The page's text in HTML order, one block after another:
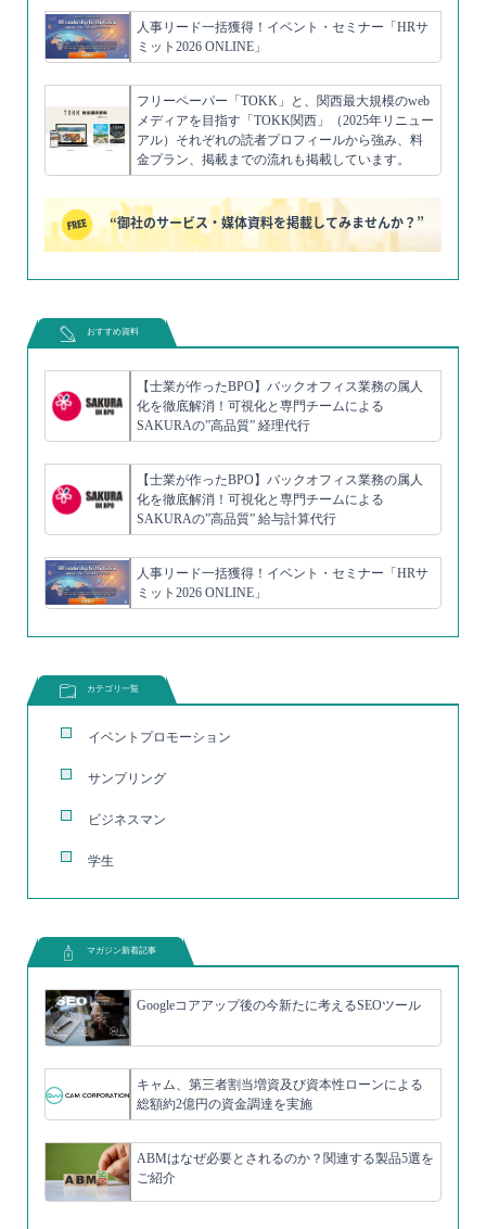
人事リード一括獲得！イベント・セミナー「HRサ
ミット2026 ONLINE」
フリーペーパー「TOKK」と、関西最大規模のweb
メディアを目指す「TOKK関西」（2025年リニュー
アル）それぞれの読者プロフィールから強み、料
金プラン、掲載までの流れも掲載しています。
“御社のサービス・媒体資料を掲載してみませんか？”
おすすめ資料
【士業が作ったBPO】バックオフィス業務の属人
化を徹底解消！可視化と専門チームによる
SAKURAの”高品質” 経理代行
【士業が作ったBPO】バックオフィス業務の属人
化を徹底解消！可視化と専門チームによる
SAKURAの”高品質” 給与計算代行
人事リード一括獲得！イベント・セミナー「HRサ
ミット2026 ONLINE」
カテゴリ一覧
イベントプロモーション
サンプリング
ビジネスマン
学生
マガジン新着記事
Googleコアアップ後の今新たに考えるSEOツール
キャム、第三者割当増資及び資本性ローンによる
総額約2億円の資金調達を実施
ABMはなぜ必要とされるのか？関連する製品5選を
ご紹介